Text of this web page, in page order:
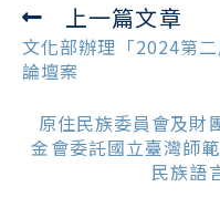
Read
more
articles
上一篇文章
文化部辦理「2024第
論壇案
原住民族委員會及財
金會委託國立臺灣師
民族語